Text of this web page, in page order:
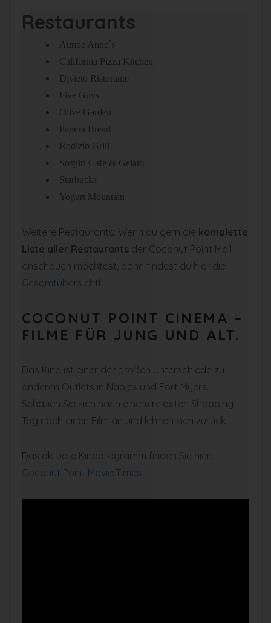
Restaurants
Auntie Anne´s
California Pizza Kitchen
Divieto Ristorante
Five Guys
Olive Garden
Panera Bread
Rodizio Grill
Sospiri Cafe & Gelato
Starbucks
Yogurt Mountain
Weitere Restaurants: Wenn du gern die komplette
Liste aller Restaurants der Coconut Point Mall
anschauen möchtest, dann findest du hier die
Gesamtübersicht!
COCONUT POINT CINEMA –
FILME FÜR JUNG UND ALT.
Das Kino ist einer der großen Unterschiede zu
anderen Outlets in Naples und Fort Myers.
Schauen Sie sich nach einem relaxten Shopping-
Tag noch einen Film an und lehnen sich zurück.
Das aktuelle Kinoprogramm finden Sie hier:
Coconut Point Movie Times